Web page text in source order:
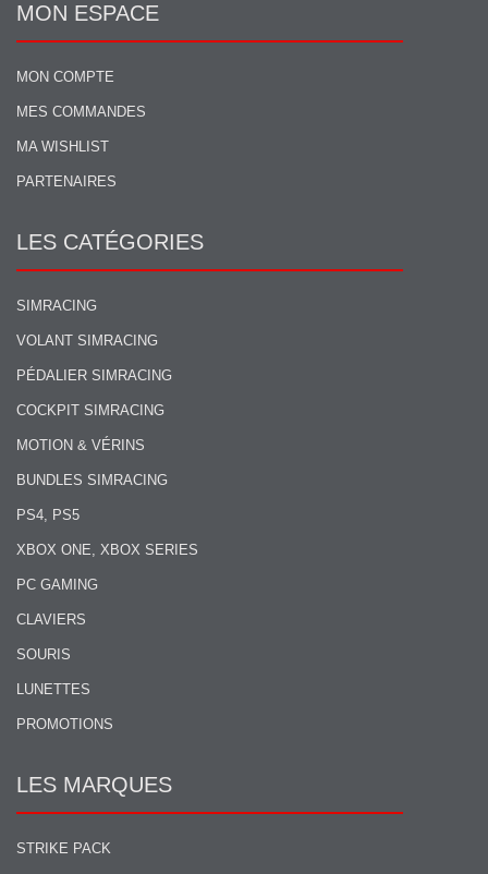
MON ESPACE
MON COMPTE
MES COMMANDES
MA WISHLIST
PARTENAIRES
LES CATÉGORIES
SIMRACING
VOLANT SIMRACING
PÉDALIER SIMRACING
COCKPIT SIMRACING
MOTION & VÉRINS
BUNDLES SIMRACING
PS4, PS5
XBOX ONE, XBOX SERIES
PC GAMING
CLAVIERS
SOURIS
LUNETTES
PROMOTIONS
LES MARQUES
STRIKE PACK